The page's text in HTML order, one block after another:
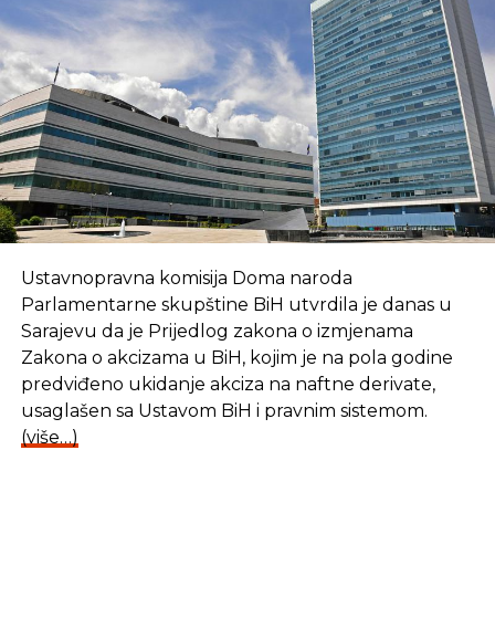
Ustavnopravna komisija Doma naroda
Parlamentarne skupštine BiH utvrdila je danas u
Sarajevu da je Prijedlog zakona o izmjenama
Zakona o akcizama u BiH, kojim je na pola godine
predviđeno ukidanje akciza na naftne derivate,
usaglašen sa Ustavom BiH i pravnim sistemom.
(više…)